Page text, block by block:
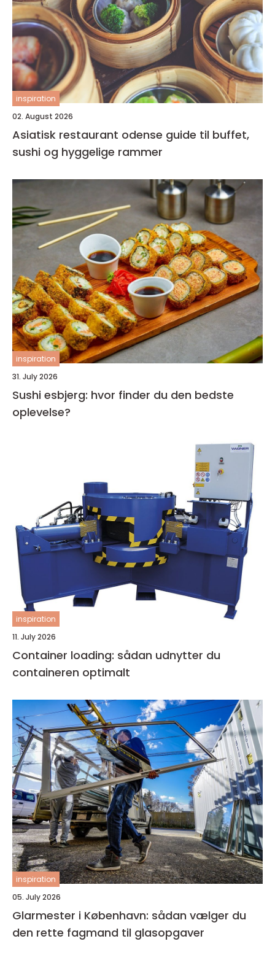
inspiration
02. August 2026
Asiatisk restaurant odense guide til buffet,
sushi og hyggelige rammer
inspiration
31. July 2026
Sushi esbjerg: hvor finder du den bedste
oplevelse?
inspiration
11. July 2026
Container loading: sådan udnytter du
containeren optimalt
inspiration
05. July 2026
Glarmester i København: sådan vælger du
den rette fagmand til glasopgaver